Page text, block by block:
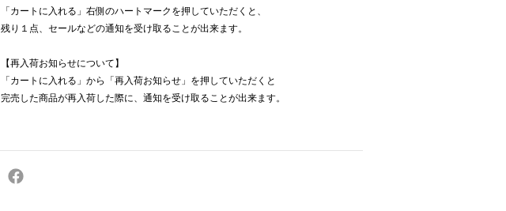
「カートに入れる」右側のハートマークを押していただくと、
残り１点、セールなどの通知を受け取ることが出来ます。
【再入荷お知らせについて】
「カートに入れる」から「再入荷お知らせ」を押していただくと
完売した商品が再入荷した際に、通知を受け取ることが出来ます。